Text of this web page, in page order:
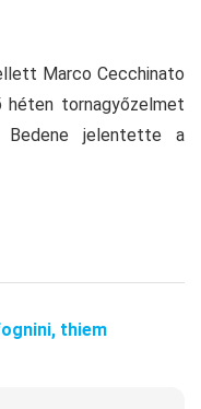
Marco Cecchinato
tornagyőzelmet
Bedene jelentette a
thiem